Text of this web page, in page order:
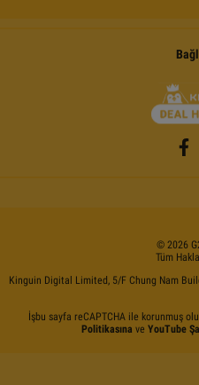
© 2026
Tüm
Kinguin Digital Limited, 5/F Chung Nam
İşbu sayfa reCAPTCHA ile korunmuş
Politikasına ve YouTube